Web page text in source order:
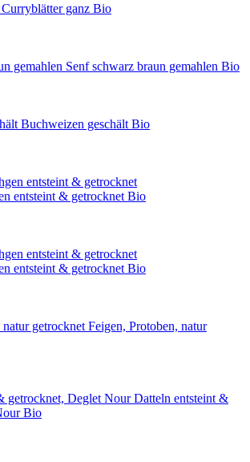
Curryblätter ganz Bio
Senf schwarz braun gemahlen Bio
Buchweizen geschält Bio
entsteint & getrocknet Bio
entsteint & getrocknet Bio
Feigen, Protoben, natur
Datteln entsteint &
Bio